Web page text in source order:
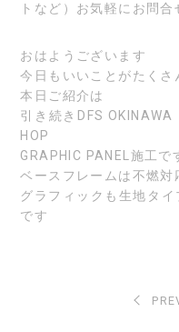
トなど）お気軽にお問合
おはようございます
今日もいいことがたくさ
本日ご紹介は
引き続きDFS
HOP
GRAPHIC PANEL施工で
ベースフレームは不燃
グラフィックも生地タ
です